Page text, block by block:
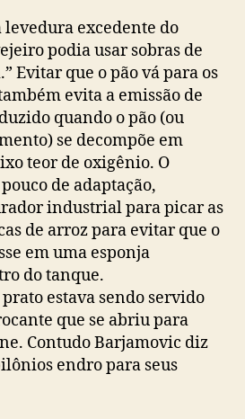
levedura excedente do
podia usar sobras de
Evitar que o pão vá para os
evita a emissão de
quando o pão (ou
se decompõe em
teor de oxigênio. O
de adaptação,
industrial para picar as
de arroz para evitar que o
em uma esponja
do tanque.
estava sendo servido
que se abriu para
Contudo Barjamovic diz
endro para seus